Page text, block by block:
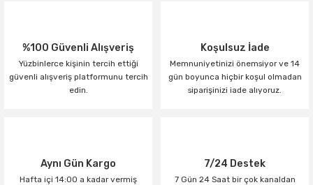
%100 Güvenli Alışveriş
Yüzbinlerce kişinin tercih ettiği
güvenli alışveriş platformunu tercih
edin.
Koşulsuz İade
Memnuniyetinizi önemsiyor ve 14
gün boyunca hiçbir koşul olmadan
siparişinizi iade alıyoruz.
Aynı Gün Kargo
Hafta içi 14:00 a kadar vermiş
7/24 Destek
7 Gün 24 Saat bir çok kanaldan